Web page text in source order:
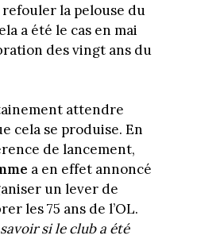
la pelouse du
a été le cas en mai
des vingt ans du
attendre
cela se produise. En
de lancement,
a en effet annoncé
un lever de
les 75 ans de l’OL.
si le club a été